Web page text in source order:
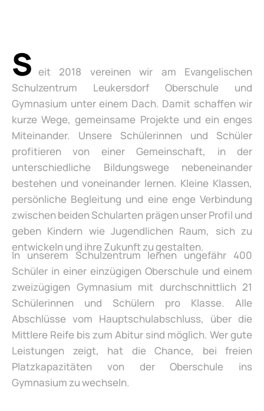
S eit 2018 vereinen wir am Evangelischen
Schulzentrum Leukersdorf Oberschule und
Gymnasium unter einem Dach. Damit schaffen wir
kurze Wege, gemeinsame Projekte und ein enges
Miteinander. Unsere Schülerinnen und Schüler
profitieren von einer Gemeinschaft, in der
unterschiedliche Bildungswege nebeneinander
bestehen und voneinander lernen. Kleine Klassen,
persönliche Begleitung und eine enge Verbindung
zwischen beiden Schularten prägen unser Profil und
geben Kindern wie Jugendlichen Raum, sich zu
entwickeln und ihre Zukunft zu gestalten.
In unserem Schulzentrum lernen ungefähr 400
Schüler in einer einzügigen Oberschule und einem
zweizügigen Gymnasium mit durchschnittlich 21
Schülerinnen und Schülern pro Klasse. Alle
Abschlüsse vom Hauptschulabschluss, über die
Mittlere Reife bis zum Abitur sind möglich. Wer gute
Leistungen zeigt, hat die Chance, bei freien
Platzkapazitäten von der Oberschule ins
Gymnasium zu wechseln.